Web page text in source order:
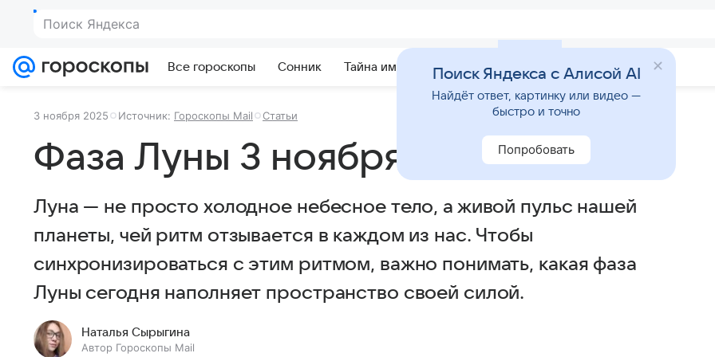
Поиск Яндекса
Все гороскопы Сонник Тайна имени Гадания Приметы
3 ноября 2025 Источник: Гороскопы Mail Статьи
Фаза Луны 3 ноября 2025 года
Луна — не просто холодное небесное тело, а живой пульс нашей
планеты, чей ритм отзывается в каждом из нас. Чтобы
синхронизироваться с этим ритмом, важно понимать, какая фаза
Луны сегодня наполняет пространство своей силой.
Наталья Сырыгина
Автор Гороскопы Mail
Поиск Яндекса с Алисой AI
Найдёт ответ, картинку или видео —
быстро и точно
Попробовать